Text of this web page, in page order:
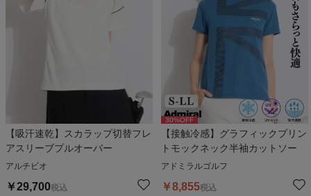
【吸汗速乾】スカラップ切替フレ
アスリーブプルオーバー
アルチビオ
￥29,700税込
30%OFF
【接触冷感】グラフィックプリン
トモックネック半袖カットソー
アドミラルゴルフ
￥8,855税込